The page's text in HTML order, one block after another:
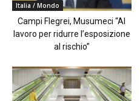
Italia / Mondo
Campi Flegrei, Musumeci “Al
lavoro per ridurre l’esposizione
al rischio”